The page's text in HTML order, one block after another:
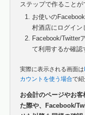
ステップで作ることが
お使いの
村酒店にログイン
Facebook/Twitter
て利用するか確認
実際に表示される画面は
カウントを使う場合で紹
お会計のページやお
た際や、Facebook/